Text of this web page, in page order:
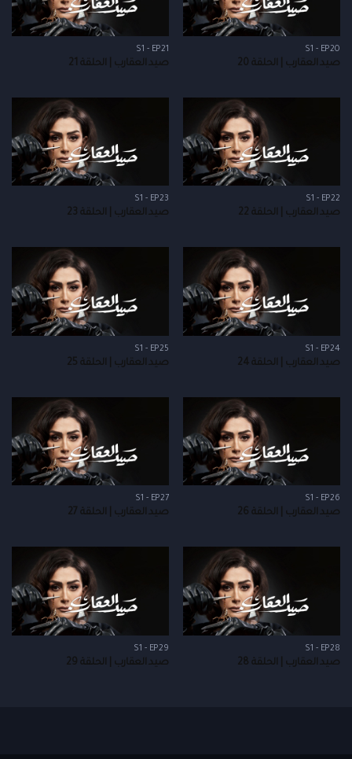
S1 - EP20
صيد العقارب | الحلقة 20
S1 - EP21
صيد العقارب | الحلقة 21
S1 - EP22
صيد العقارب | الحلقة 22
S1 - EP23
صيد العقارب | الحلقة 23
S1 - EP24
صيد العقارب | الحلقة 24
S1 - EP25
صيد العقارب | الحلقة 25
S1 - EP26
صيد العقارب | الحلقة 26
S1 - EP27
صيد العقارب | الحلقة 27
S1 - EP28
صيد العقارب | الحلقة 28
S1 - EP29
صيد العقارب | الحلقة 29